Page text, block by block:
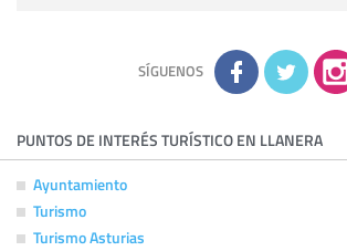
adicional y detallada sobre cómo tratamos sus
política de privacidad
SÍGUENOS
PUNTOS DE INTERÉS TURÍSTICO EN LLANERA
Ayuntamiento
Turismo
Turismo Asturias